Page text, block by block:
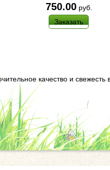
750.00 руб.
Заказать
качество и свежесть